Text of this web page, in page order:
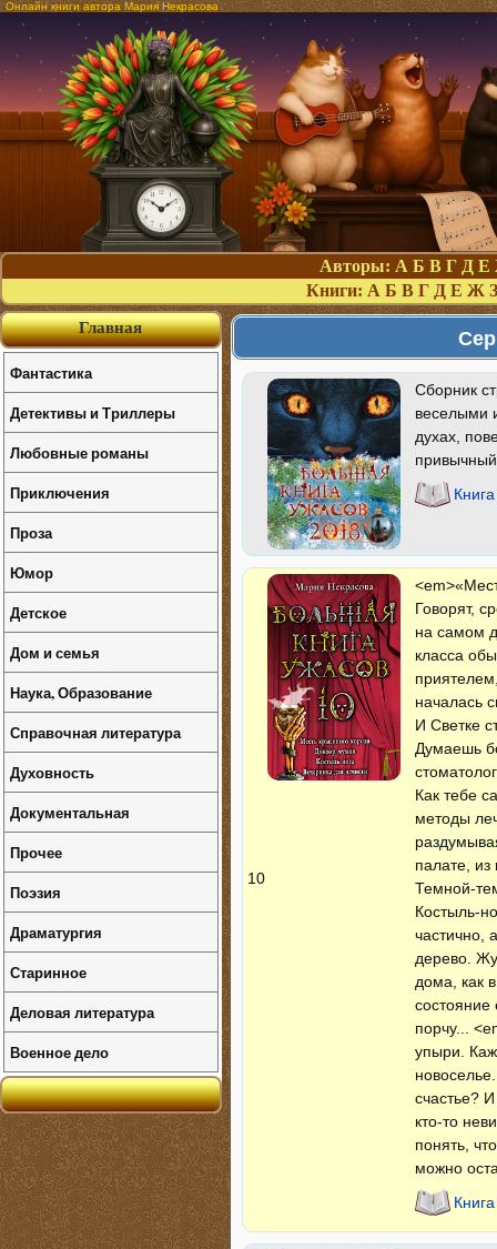
Онлайн книги автора Мария Некрасова
Авторы: А Б В Г Д Е
Книги: А Б В Г Д Е Ж З
Сборник
веселыми
духах,
10
Говорят,
на самом
класса
началась
И Светке
Думаешь
Как тебе
методы
палате, из
Темной-
Костыль-
частично,
дерево.
дома, как
состояние
порчу...
упыри.
счастье?
кто-то
понять,
можно
Главная
Фантастика
Детективы и Триллеры
Любовные романы
Приключения
Проза
Юмор
Детское
Дом и семья
Наука, Образование
Справочная литература
Духовность
Документальная
Прочее
Поэзия
Драматургия
Старинное
Деловая литература
Военное дело